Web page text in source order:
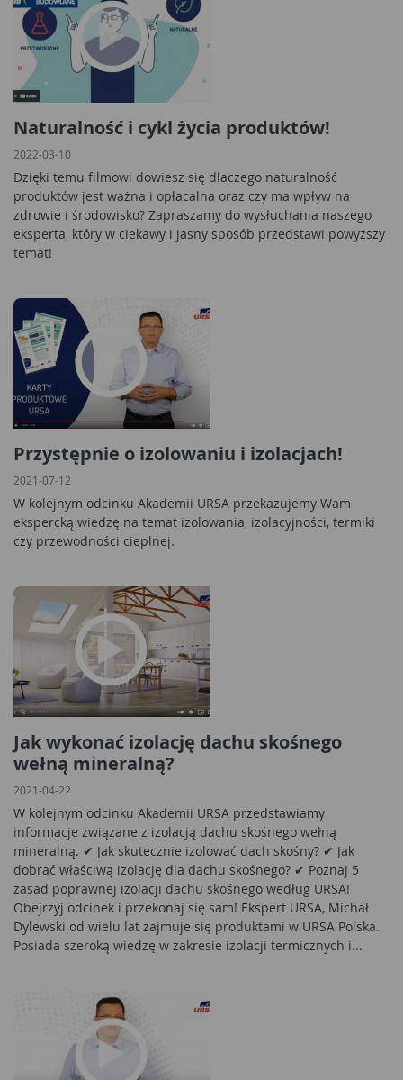
Naturalność i cykl życia produktów!
2022-03-10
Dzięki temu filmowi dowiesz się dlaczego naturalność
produktów jest ważna i opłacalna oraz czy ma wpływ na
zdrowie i środowisko? Zapraszamy do wysłuchania naszego
eksperta, który w ciekawy i jasny sposób przedstawi powyższy
temat!
Przystępnie o izolowaniu i izolacjach!
2021-07-12
W kolejnym odcinku Akademii URSA przekazujemy Wam
ekspercką wiedzę na temat izolowania, izolacyjności, termiki
czy przewodności cieplnej.
Jak wykonać izolację dachu skośnego
wełną mineralną?
2021-04-22
W kolejnym odcinku Akademii URSA przedstawiamy
informacje związane z izolacją dachu skośnego wełną
mineralną. ✔ Jak skutecznie izolować dach skośny? ✔ Jak
dobrać właściwą izolację dla dachu skośnego? ✔ Poznaj 5
zasad poprawnej izolacji dachu skośnego według URSA!
Obejrzyj odcinek i przekonaj się sam! Ekspert URSA, Michał
Dylewski od wielu lat zajmuje się produktami w URSA Polska.
Posiada szeroką wiedzę w zakresie izolacji termicznych i...